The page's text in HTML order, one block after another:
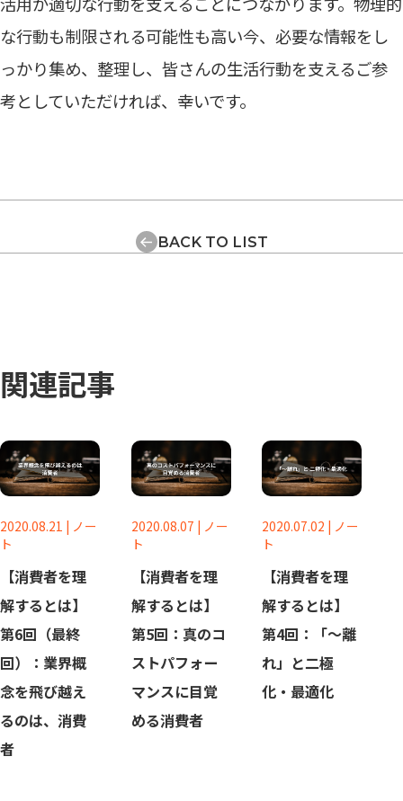
な行動も制限される可能性も高い今、必要な情報をし
っかり集め、整理し、皆さんの生活行動を支えるご参
考としていただければ、幸いです。
BACK TO LIST
関連記事
2020.08.21 | ノー
ト
【消費者を理
解するとは】
第6回（最終
回）：業界概
念を飛び越え
るのは、消費
者
2020.08.07 | ノー
ト
【消費者を理
解するとは】
第5回：真のコ
ストパフォー
マンスに目覚
める消費者
2020.07.02 | ノー
ト
【消費者を理
解するとは】
第4回：「〜離
れ」と二極
化・最適化